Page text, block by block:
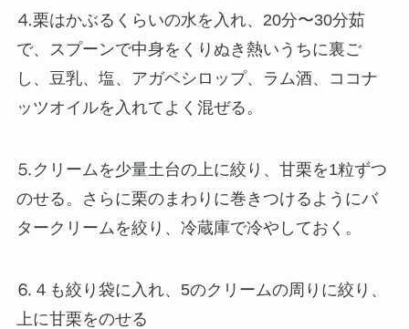
⒋栗はかぶるくらいの水を入れ、20分〜30分茹
で、スプーンで中身をくりぬき熱いうちに裏ご
し、豆乳、塩、アガベシロップ、ラム酒、ココナ
ッツオイルを入れてよく混ぜる。
⒌クリームを少量土台の上に絞り、甘栗を1粒ずつ
のせる。さらに栗のまわりに巻きつけるようにバ
タークリームを絞り、冷蔵庫で冷やしておく。
⒍４も絞り袋に入れ、5のクリームの周りに絞り、
上に甘栗をのせる